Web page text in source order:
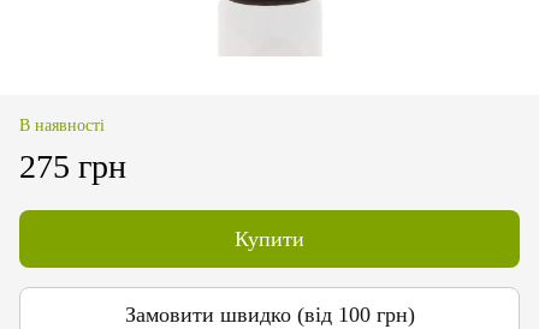
В наявності
275 грн
Купити
Замовити швидко (від 100 грн)